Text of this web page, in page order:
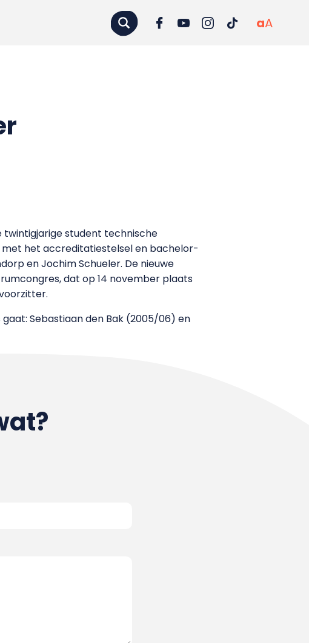
aA
twintigjarige student technische
met het accreditatiestelsel en bachelor-
en Jochim Schueler. De nieuwe
dat op 14 november plaats
Sebastiaan den Bak (2005/06) en